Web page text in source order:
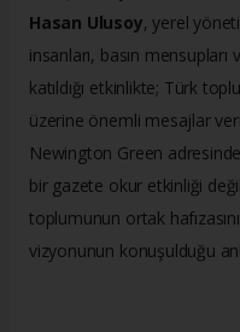
Hasan Ulusoy, yerel
insanları, basın
katıldığı etkinlikte; Türk
üzerine önemli mesajlar
Newington Green
bir gazete okur etkinliği
toplumunun ortak
vizyonunun konuşulduğu